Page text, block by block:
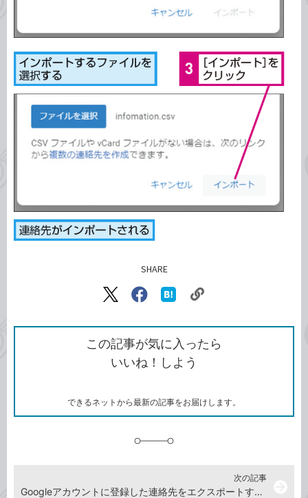
SHARE
X（旧
で
シ
ェ
ア
Facebook
シ
ェ
ア
な
ッ
ク
ク
ク
を
コ
この記事が気に入ったら
いいね！しよう
できるネットから最新の記事をお届けします。
次の記事
Googleアカウントに登録した連絡先をエクスポートする方法